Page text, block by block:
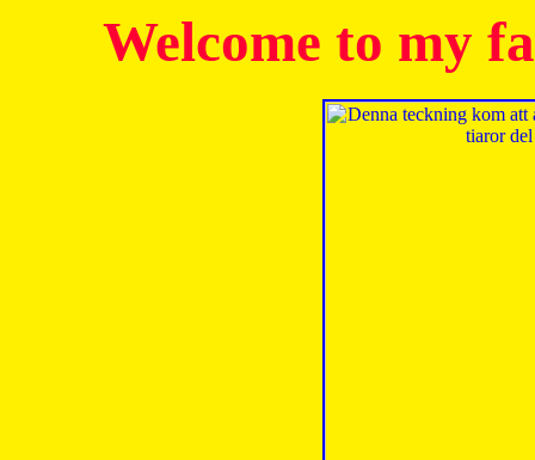
Welcome to my